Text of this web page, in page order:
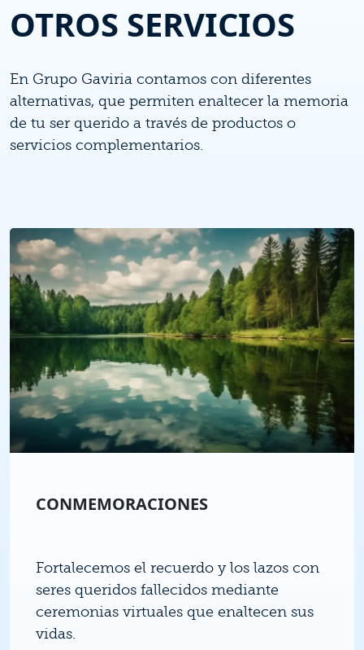
OTROS SERVICIOS
En Grupo Gaviria contamos con diferentes
alternativas, que permiten enaltecer la memoria
de tu ser querido a través de productos o
servicios complementarios.
CONMEMORACIONES
Fortalecemos el recuerdo y los lazos con
seres queridos fallecidos mediante
ceremonias virtuales que enaltecen sus
vidas.